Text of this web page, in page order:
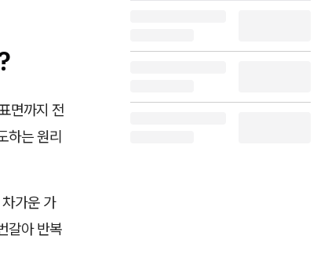
면까지 전
하는 원리
가운 가
갈아 반복